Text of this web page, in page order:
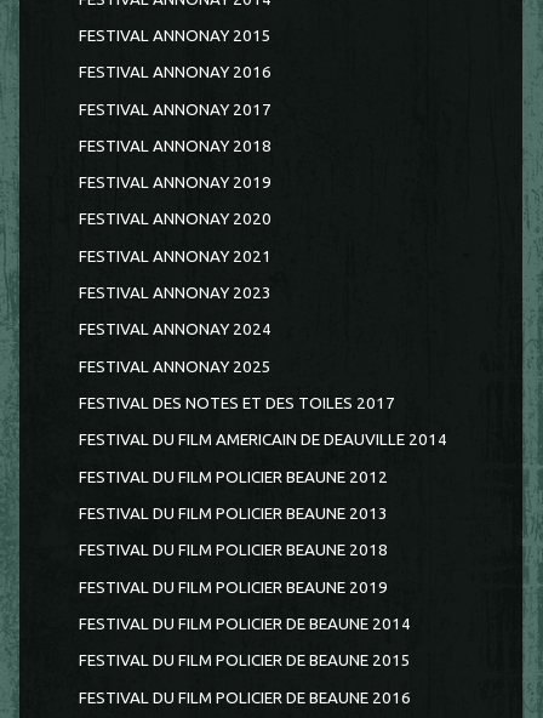
FESTIVAL ANNONAY 2015
FESTIVAL ANNONAY 2016
FESTIVAL ANNONAY 2017
FESTIVAL ANNONAY 2018
FESTIVAL ANNONAY 2019
FESTIVAL ANNONAY 2020
FESTIVAL ANNONAY 2021
FESTIVAL ANNONAY 2023
FESTIVAL ANNONAY 2024
FESTIVAL ANNONAY 2025
FESTIVAL DES NOTES ET DES TOILES 2017
FESTIVAL DU FILM AMERICAIN DE DEAUVILLE 2014
FESTIVAL DU FILM POLICIER BEAUNE 2012
FESTIVAL DU FILM POLICIER BEAUNE 2013
FESTIVAL DU FILM POLICIER BEAUNE 2018
FESTIVAL DU FILM POLICIER BEAUNE 2019
FESTIVAL DU FILM POLICIER DE BEAUNE 2014
FESTIVAL DU FILM POLICIER DE BEAUNE 2015
FESTIVAL DU FILM POLICIER DE BEAUNE 2016